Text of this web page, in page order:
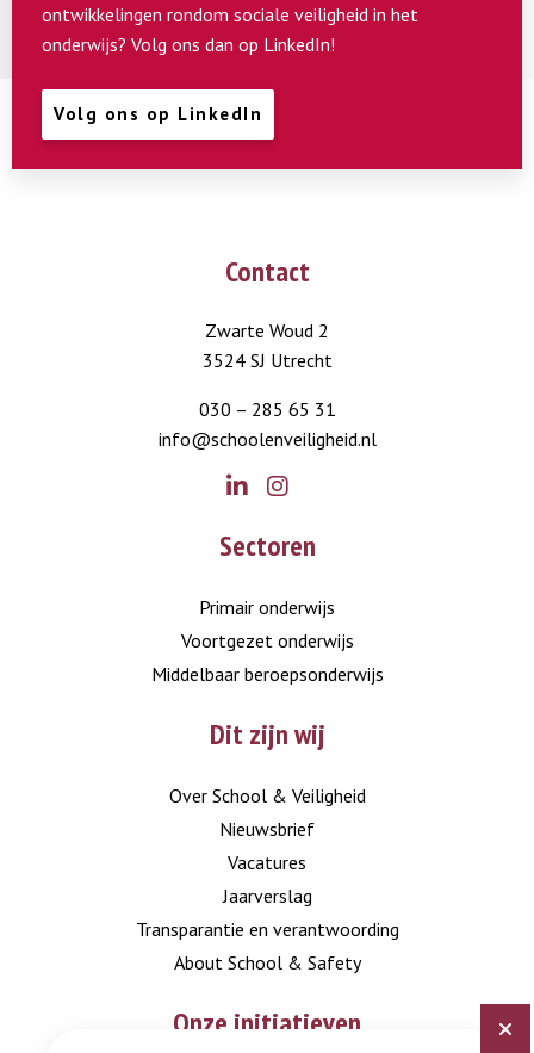
ontwikkelingen rondom sociale veiligheid in het
onderwijs? Volg ons dan op LinkedIn!
Volg ons op LinkedIn
Contact
Zwarte Woud 2
3524 SJ Utrecht
030 – 285 65 31
info@schoolenveiligheid.nl
Sectoren
Primair onderwijs
Voortgezet onderwijs
Middelbaar beroepsonderwijs
Dit zijn wij
Over School & Veiligheid
Nieuwsbrief
Vacatures
Jaarverslag
Transparantie en verantwoording
About School & Safety
Onze initiatieven